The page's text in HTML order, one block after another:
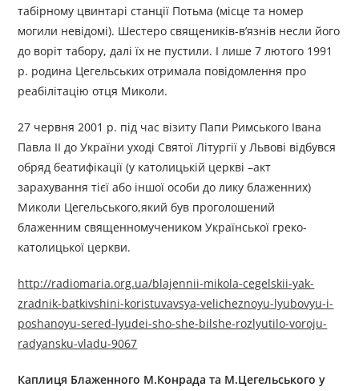
табірному цвинтарі станції Потьма (місце та номер
могили невідомі). Шестеро священиків-в’язнів несли його
до воріт табору, далі їх не пустили. І лише 7 лютого 1991
р. родина Цегельських отримала повідомлення про
реабілітацію отця Миколи.
27 червня 2001 р. під час візиту Папи Римського Івана
Павла ІІ до України уході Святої Літургії у Львові відбувся
обряд беатифікації (у католицькій церкві –акт
зарахування тієї або іншої особи до лику блаженних)
Миколи Цегельського,який був проголошений
блаженним священномучеником Української греко-
католицької церкви.
http://radiomaria.org.ua/blajennii-mikola-cegelskii-yak-
zradnik-batkivshini-koristuvavsya-velicheznoyu-lyubovyu-i-
poshanoyu-sered-lyudei-sho-she-bilshe-rozlyutilo-voroju-
radyansku-vladu-9067
Каплиця Блаженного М.Конрада та М.Цегельського у